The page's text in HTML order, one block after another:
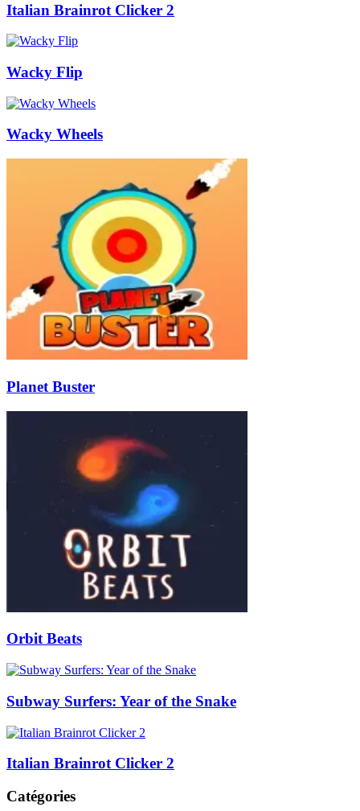
Italian Brainrot Clicker 2
Wacky Flip
Wacky Wheels
Planet Buster
Orbit Beats
Subway Surfers: Year of the Snake
Italian Brainrot Clicker 2
Catégories